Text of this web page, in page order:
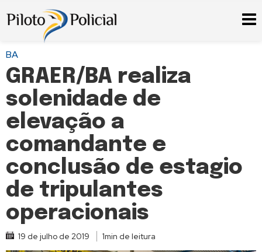
BA
GRAER/BA realiza
solenidade de
elevação a
comandante e
conclusão de estagio
de tripulantes
operacionais
19 de julho de 2019 1min de leitura